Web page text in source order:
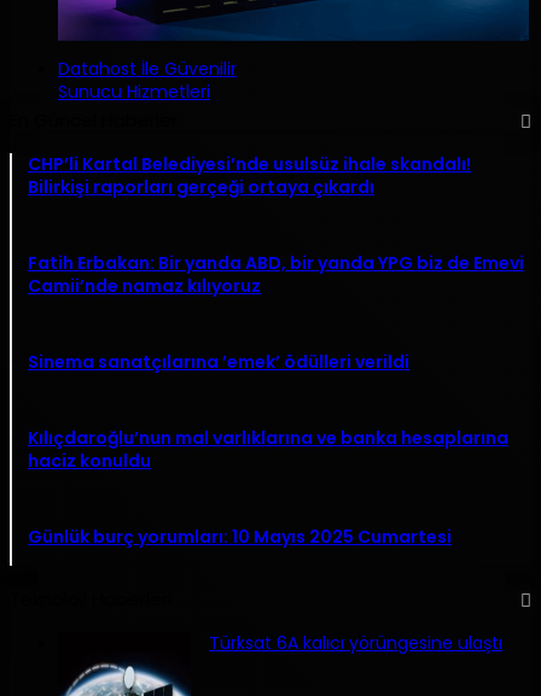
Datahost İle Güvenilir
Sunucu Hizmetleri
CHP’li Kartal Belediyesi’nde usulsüz ihale skandalı!
Bilirkişi raporları gerçeği ortaya çıkardı
Fatih Erbakan: Bir yanda ABD, bir yanda YPG biz de Emevi
Camii’nde namaz kılıyoruz
Sinema sanatçılarına ’emek’ ödülleri verildi
Kılıçdaroğlu’nun mal varlıklarına ve banka hesaplarına
haciz konuldu
Günlük burç yorumları: 10 Mayıs 2025 Cumartesi
Türksat 6A kalıcı yörüngesine ulaştı